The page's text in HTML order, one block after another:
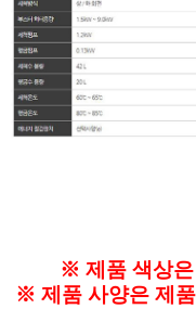
※ 제품 색상
※ 제품 사양은 제